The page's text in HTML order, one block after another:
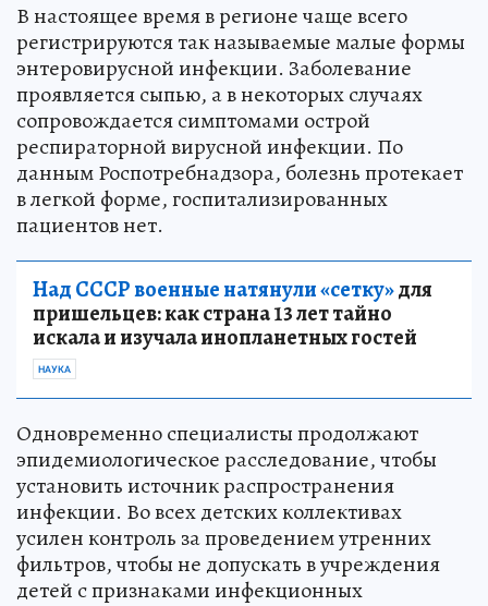
В настоящее время в регионе чаще всего
регистрируются так называемые малые формы
энтеровирусной инфекции. Заболевание
проявляется сыпью, а в некоторых случаях
сопровождается симптомами острой
респираторной вирусной инфекции. По
данным Роспотребнадзора, болезнь протекает
в легкой форме, госпитализированных
пациентов нет.
Над СССР военные натянули «сетку»для
пришельцев: как страна 13 лет тайно
искала и изучала инопланетных гостей
НАУКА
Одновременно специалисты продолжают
эпидемиологическое расследование, чтобы
установить источник распространения
инфекции. Во всех детских коллективах
усилен контроль за проведением утренних
фильтров, чтобы не допускать в учреждения
детей с признаками инфекционных